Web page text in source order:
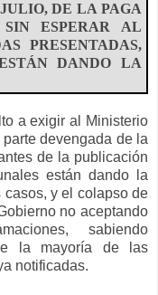
DE LA PAGA
ESPERAR AL
PRESENTADAS,
DANDO LA
a exigir al Ministerio
devengada de la
de la publicación
están dando la
y el colapso de
no aceptando
sabiendo
la mayoría de las
notificadas.